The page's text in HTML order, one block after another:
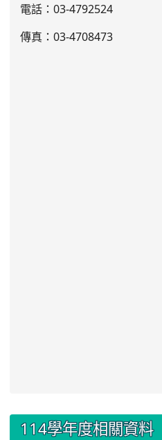
電話：03-4792524
傳真：03-4708473
::: 114學年度相關資料